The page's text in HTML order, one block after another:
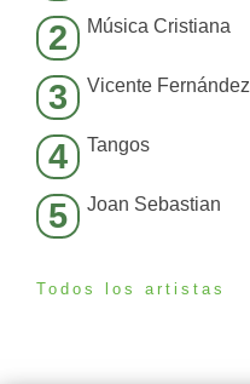
2 Música Cristiana
3 Vicente Fernández
4 Tangos
5 Joan Sebastian
Todos los artistas